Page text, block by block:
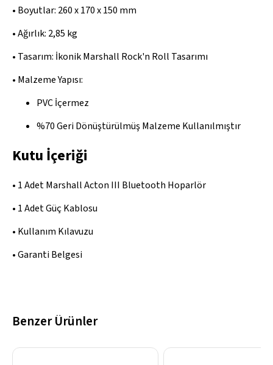
• Boyutlar: 260 x 170 x 150 mm
• Ağırlık: 2,85 kg
• Tasarım: İkonik Marshall Rock'n Roll Tasarımı
• Malzeme Yapısı:
PVC İçermez
%70 Geri Dönüştürülmüş Malzeme Kullanılmıştır
Kutu İçeriği
• 1 Adet Marshall Acton III Bluetooth Hoparlör
• 1 Adet Güç Kablosu
• Kullanım Kılavuzu
• Garanti Belgesi
Benzer Ürünler